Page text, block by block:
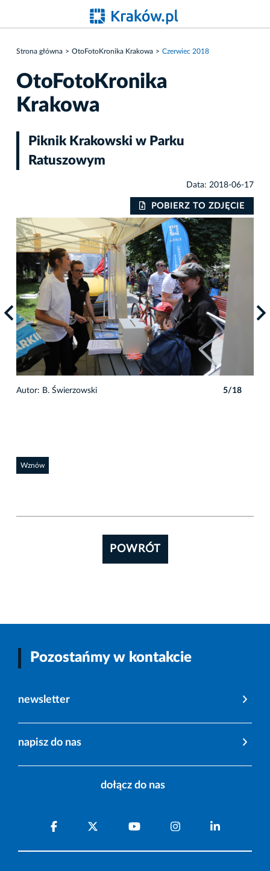
Strona główna OtoFotoKronika Krakowa Czerwiec 2018
OtoFotoKronika
Krakowa
Piknik Krakowski w Parku
Ratuszowym
Data: 2018-06-17
POBIERZ TO ZDJĘCIE
Autor: B. Świerzowski 5/18
Wznów
POWRÓT
Pozostańmy w kontakcie
newsletter
napisz do nas
dołącz do nas